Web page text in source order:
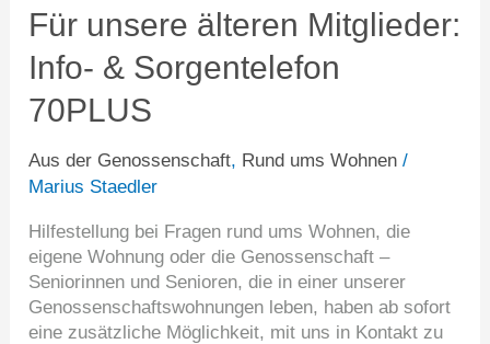
Für unsere älteren Mitglieder:
Info- & Sorgentelefon
70PLUS
Aus der Genossenschaft, Rund ums Wohnen /
Marius Staedler
Hilfestellung bei Fragen rund ums Wohnen, die
eigene Wohnung oder die Genossenschaft –
Seniorinnen und Senioren, die in einer unserer
Genossenschaftswohnungen leben, haben ab sofort
eine zusätzliche Möglichkeit, mit uns in Kontakt zu
älteren
Mitglieder:
Info-
Sorgentelefon